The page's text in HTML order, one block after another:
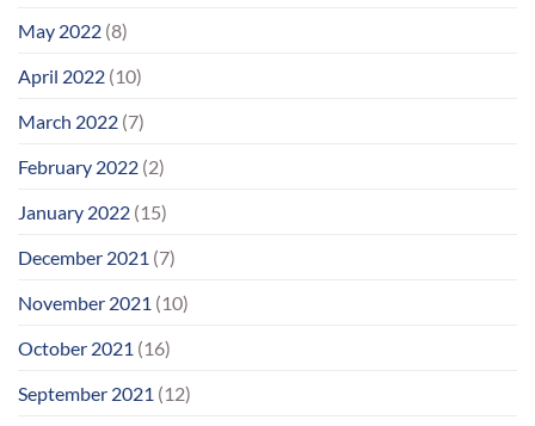
May 2022 (8)
April 2022 (10)
March 2022 (7)
February 2022 (2)
January 2022 (15)
December 2021 (7)
November 2021 (10)
October 2021 (16)
September 2021 (12)